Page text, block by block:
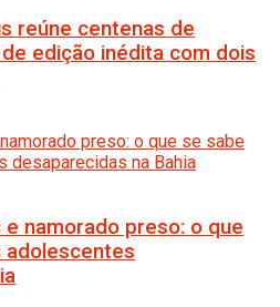
reúne centenas de
edição inédita com dois
namorado preso: o que